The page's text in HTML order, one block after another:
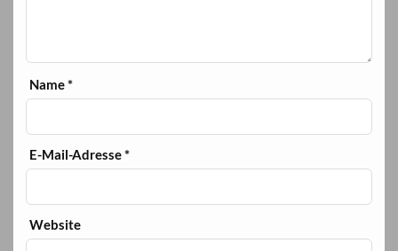
Name*
E-Mail-Adresse*
Website